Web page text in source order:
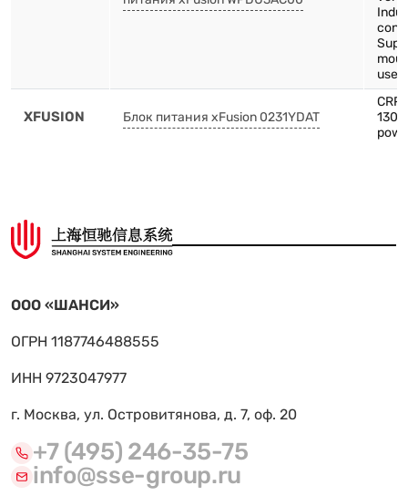
use
XFUSION Блок питания xFusion 0231YDAT
ООО «ШАНСИ»
ОГРН 1187746488555
ИНН 9723047977
г. Москва, ул. Островитянова, д. 7, оф. 20
+7 (495) 246-35-75
info@sse-group.ru